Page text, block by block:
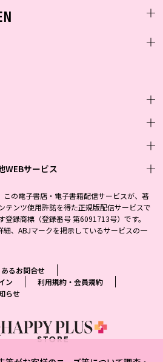
ス
ジタル
・新書
よみタイ yomitai
ンフィクション
水先案内人
imidas
ズ
式サイト
ト
WEBサービス
トア
この電子書店・電子書籍配信サービスが、著
テンツ使用許諾を得た正規版配信サービスで
登録商標（登録番号 第6091713号）です。
細、ABJマークを掲示しているサービスの一
るお問合せ
ン
利用規約・会員規約
らせ